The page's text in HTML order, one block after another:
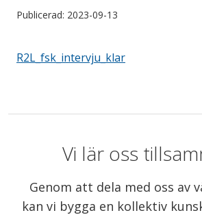
Publicerad: 2023-09-13
R2L_fsk_intervju_klar
Vi lär oss
Genom att dela med oss av
kan vi bygga en kollektiv